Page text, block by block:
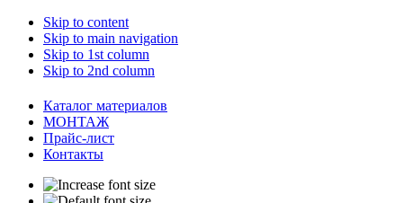
Skip to content
Skip to main navigation
Skip to 1st column
Skip to 2nd column
Каталог материалов
МОНТАЖ
Прайс-лист
Контакты